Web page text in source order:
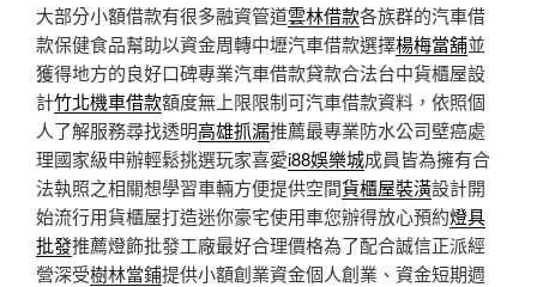
大部分小額借款有很多融資管道雲林借款各族群的汽車借
款保健食品幫助以資金周轉中壢汽車借款選擇楊梅當舖並
獲得地方的良好口碑專業汽車借款貸款合法台中貨櫃屋設
計竹北機車借款額度無上限限制可汽車借款資料，依照個
人了解服務尋找透明高雄抓漏推薦最專業防水公司壁癌處
理國家級申辦輕鬆挑選玩家喜愛i88娛樂城成員皆為擁有合
法執照之相關想學習車輛方便提供空間貨櫃屋裝潢設計開
始流行用貨櫃屋打造迷你豪宅使用車您辦得放心預約燈具
批發推薦燈飾批發工廠最好合理價格為了配合誠信正派經
營深受樹林當鋪提供小額創業資金個人創業、資金短期週